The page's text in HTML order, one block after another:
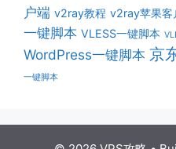
户端 v2ray教程 v2ray苹果客
一键脚本 VLESS一键脚本
WordPress一键脚本 京
一键脚本